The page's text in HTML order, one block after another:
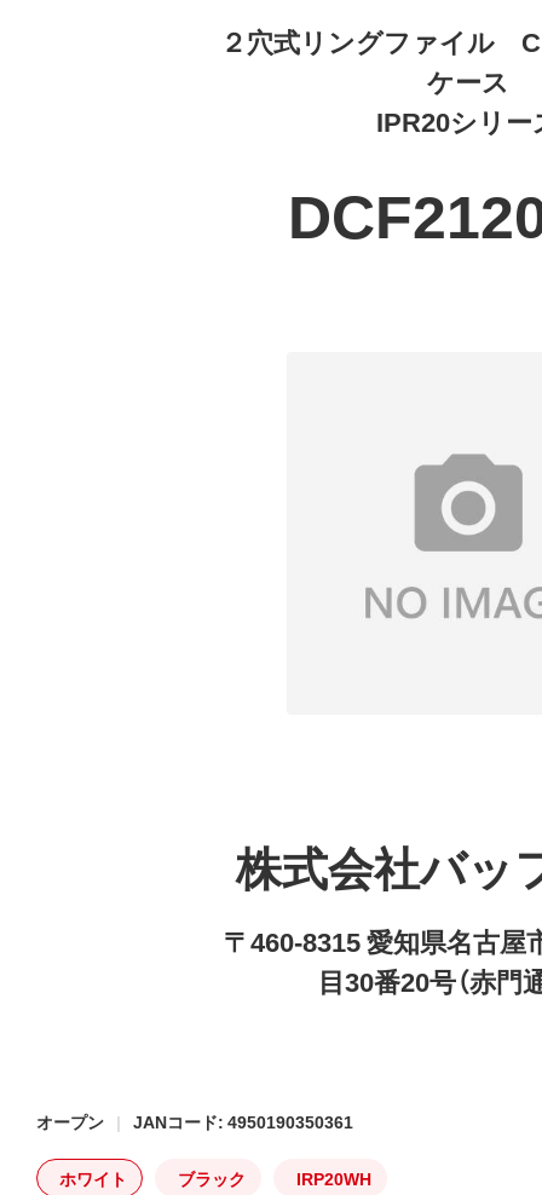
２穴式リングファイル
ケース
IPR20シリー
株式会社バッ
〒460-8315 愛知県名古屋
目30番20号（赤門
オープン JANコード: 4950190350361
ホワイト ブラック IRP20WH